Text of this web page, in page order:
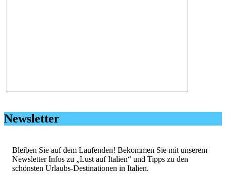
Newsletter
Bleiben Sie auf dem Laufenden! Bekommen Sie mit unserem
Newsletter Infos zu „Lust auf Italien“ und Tipps zu den
schönsten Urlaubs-Destinationen in Italien.